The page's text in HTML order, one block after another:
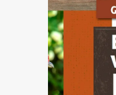
Ce recueil
qui